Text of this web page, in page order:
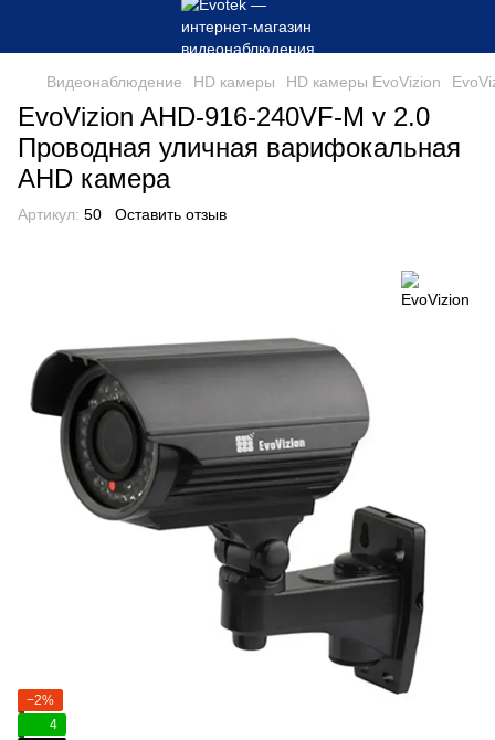
Видеонаблюдение HD камеры HD камеры EvoVizion
EvoVizion AHD-916-240VF-M v 2.0
Проводная уличная варифокальная
AHD камера
Артикул: 50 Оставить отзыв
−2%
4